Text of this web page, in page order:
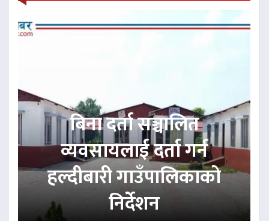
बिना दर्ता सञ्चालित
व्यवसायलाई दर्ता गर्न
हल्दीबारी गाउँपालिकाको
निर्देशन